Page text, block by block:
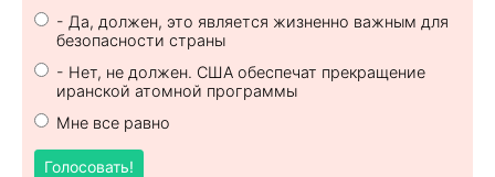
- Да, должен, это является жизненно важным для
безопасности страны
- Нет, не должен. США обеспечат прекращение
иранской атомной программы
Мне все равно
Голосовать!